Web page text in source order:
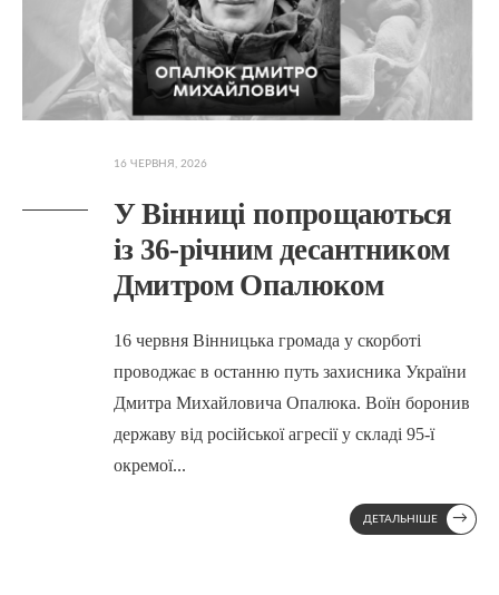
16 ЧЕРВНЯ, 2026
У Вінниці попрощаються
із 36-річним десантником
Дмитром Опалюком
16 червня Вінницька громада у скорботі
проводжає в останню путь захисника України
Дмитра Михайловича Опалюка. Воїн боронив
державу від російської агресії у складі 95-ї
окремої...
ДЕТАЛЬНІШЕ →